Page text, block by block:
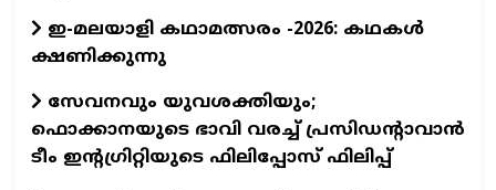
ഇ-മലയാളി കഥാമത്സരം -2026: കഥകൾ
ക്ഷണിക്കുന്നു
സേവനവും യുവശക്തിയും;
ഫൊക്കാനയുടെ ഭാവി വരച്ച് പ്രസിഡന്റാവാന്‍
ടീം ഇന്റഗ്രിറ്റിയുടെ ഫിലിപ്പോസ് ഫിലിപ്പ്‌